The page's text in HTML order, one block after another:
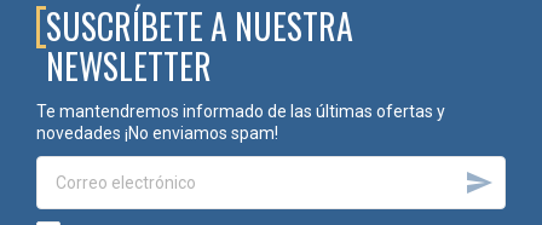
SUSCRÍBETE A NUESTRA
NEWSLETTER
Te mantendremos informado de las últimas ofertas y
novedades ¡No enviamos spam!
